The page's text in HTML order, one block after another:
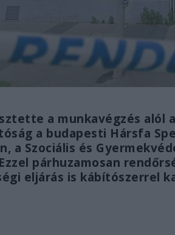
a munkavégzés alól
a budapesti Hársfa
a Szociális és
párhuzamosan
eljárás is kábítószerrel